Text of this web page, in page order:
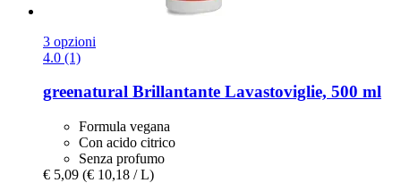
3 opzioni
4.0 (1)
greenatural Brillantante Lavastoviglie, 500 ml
Formula vegana
Con acido citrico
Senza profumo
€ 5,09 (€ 10,18 / L)